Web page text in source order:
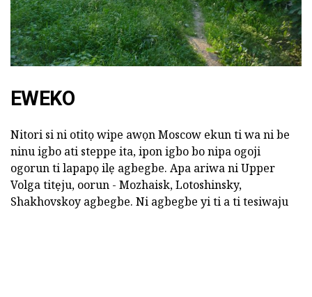
EWEKO
Nitori si ni otitọ wipe awọn Moscow ekun ti wa ni be
ninu igbo ati steppe ita, ipon igbo bo nipa ogoji
ogorun ti lapapọ ilẹ agbegbe. Apa ariwa ni Upper
Volga titẹju, oorun - Mozhaisk, Lotoshinsky,
Shakhovskoy agbegbe. Ni agbegbe yi ti a ti tesiwaju